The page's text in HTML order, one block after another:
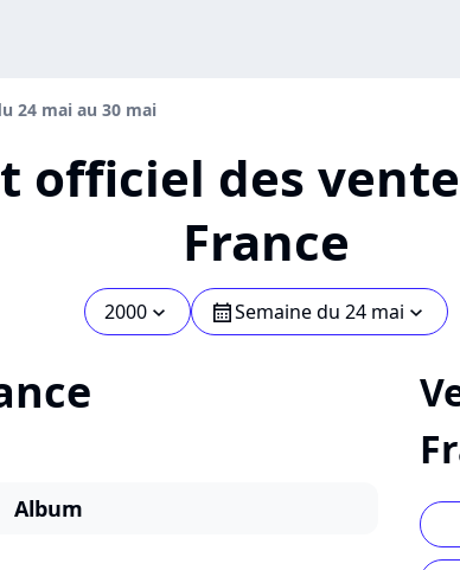
24 mai au 30 mai
officiel des
France
2000chevron_bot calendarSemaine du 24 mai chevron_bot
Album